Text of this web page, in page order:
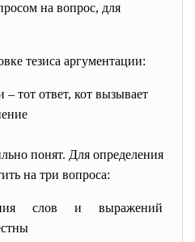
на вопрос, для
тезиса аргументации:
– тот ответ, кот вызывает
понят. Для определения
на три вопроса:
слов и выражений